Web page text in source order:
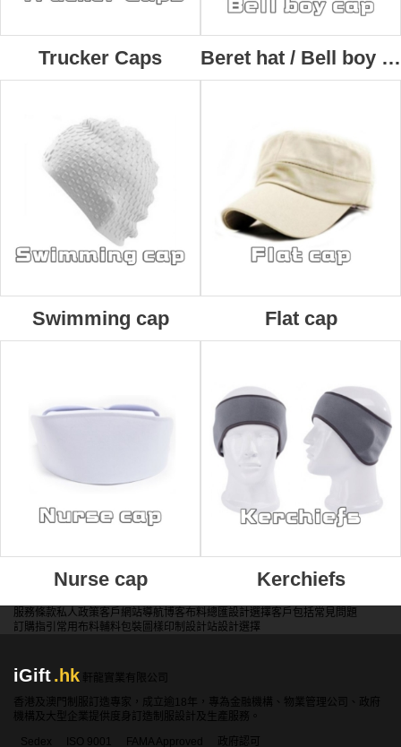
Trucker Caps Beret hat / Bell boy cap
Swimming cap Flat cap
Nurse cap Kerchiefs
服務條款私人政策客戶 網站導航博客布料總匯設計選擇客戶包括常見問題
訂購指引 常用布料輔料包裝 圖樣印制 設計站設計選擇
iGift.hk
軒龍實業有限公司
香港及澳門制服訂造專家，成立逾18年，專為金融機構、物業管理公司、政府
機構及大型企業提供度身訂造制服設計及生產服務。
Sedex
ISO 9001 FAMA Approved 政府認可